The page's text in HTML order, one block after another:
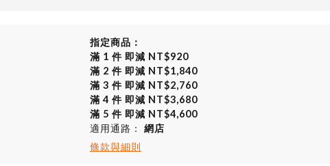
指定商品：
滿 1 件 即減 NT$920
滿 2 件 即減 NT$1,840
滿 3 件 即減 NT$2,760
滿 4 件 即減 NT$3,680
滿 5 件 即減 NT$4,600
適用通路： 網店
條款與細則